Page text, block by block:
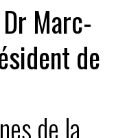
Marc-
de
de la